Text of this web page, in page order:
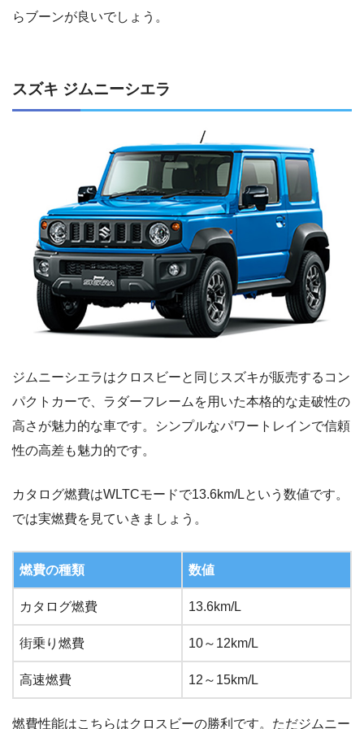
らブーンが良いでしょう。
スズキ ジムニーシエラ
ジムニーシエラはクロスビーと同じスズキが販売するコン
パクトカーで、ラダーフレームを用いた本格的な走破性の
高さが魅力的な車です。シンプルなパワートレインで信頼
性の高差も魅力的です。
カタログ燃費はWLTCモードで13.6km/Lという数値です。
では実燃費を見ていきましょう。
燃費の種類 数値
カタログ燃費 13.6km/L
街乗り燃費 10～12km/L
高速燃費 12～15km/L
燃費性能はこちらはクロスビーの勝利です。ただジムニー